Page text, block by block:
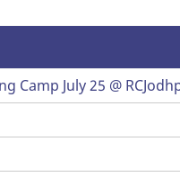
Camp July 25 @